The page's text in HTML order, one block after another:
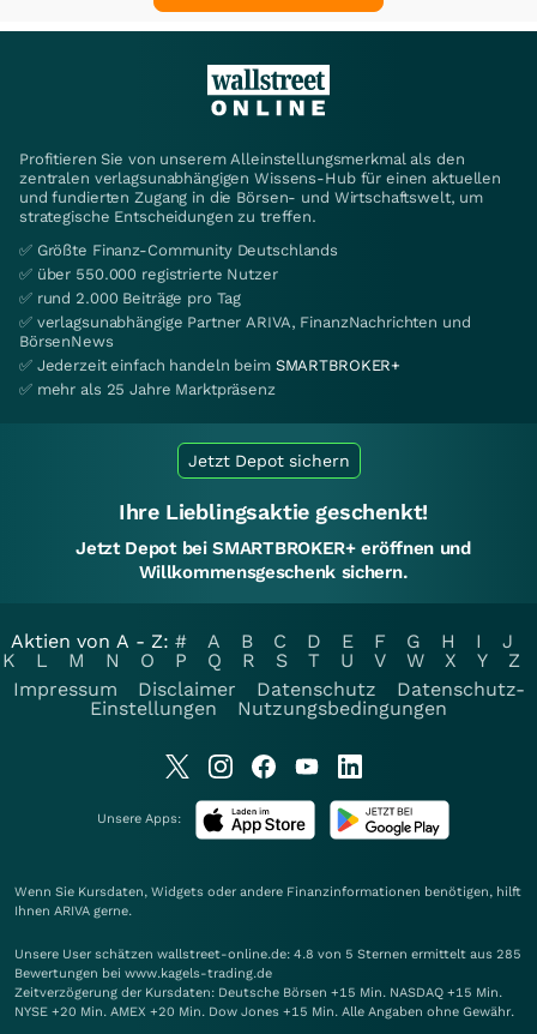
Profitieren Sie von unserem Alleinstellungsmerkmal als den
zentralen verlagsunabhängigen Wissens-Hub für einen aktuellen
und fundierten Zugang in die Börsen- und Wirtschaftswelt, um
strategische Entscheidungen zu treffen.
✅ Größte Finanz-Community Deutschlands
✅ über 550.000 registrierte Nutzer
✅ rund 2.000 Beiträge pro Tag
✅ verlagsunabhängige Partner ARIVA, FinanzNachrichten und
BörsenNews
✅ Jederzeit einfach handeln beim SMARTBROKER+
✅ mehr als 25 Jahre Marktpräsenz
Jetzt Depot sichern
Ihre Lieblingsaktie geschenkt!
Jetzt Depot bei SMARTBROKER+ eröffnen und
Willkommensgeschenk sichern.
Aktien von A - Z: # A B C D E F G H I
J
K
L M N O P Q R S T U V W X Y
Z
Impressum
Disclaimer Datenschutz
Datenschutz-
Einstellungen
Nutzungsbedingungen
Unsere Apps:
Wenn Sie Kursdaten, Widgets oder andere Finanzinformationen benötigen, hilft
Ihnen ARIVA gerne.
Unsere User schätzen wallstreet-online.de: 4.8 von 5 Sternen ermittelt aus 285
Bewertungen bei www.kagels-trading.de
Zeitverzögerung der Kursdaten: Deutsche Börsen +15 Min. NASDAQ +15 Min.
NYSE +20 Min. AMEX +20 Min. Dow Jones +15 Min. Alle Angaben ohne Gewähr.